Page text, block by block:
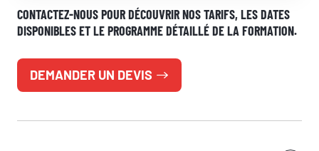
CONTACTEZ-NOUS POUR DÉCOUVRIR NOS TARIFS, LES DATES
DISPONIBLES ET LE PROGRAMME DÉTAILLÉ DE LA FORMATION.
DEMANDER UN DEVIS
Votre message